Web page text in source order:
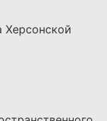
Херсонской